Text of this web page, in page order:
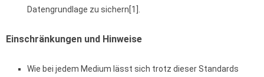
Datengrundlage zu sichern[1].
Einschränkungen und Hinweise
Wie bei jedem Medium lässt sich trotz dieser Standards